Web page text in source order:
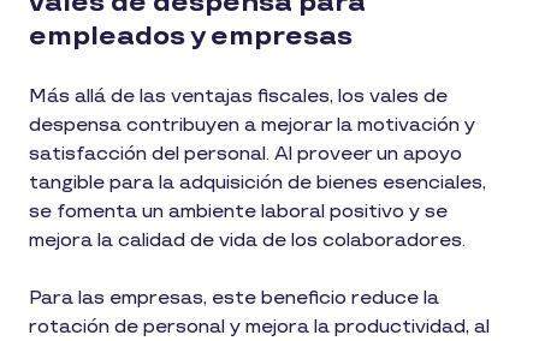
empleados y empresas
Más allá de las ventajas fiscales, los vales de
despensa contribuyen a mejorar la motivación y
satisfacción del personal. Al proveer un apoyo
tangible para la adquisición de bienes esenciales,
se fomenta un ambiente laboral positivo y se
mejora la calidad de vida de los colaboradores.
Para las empresas, este beneficio reduce la
rotación de personal y mejora la productividad, al